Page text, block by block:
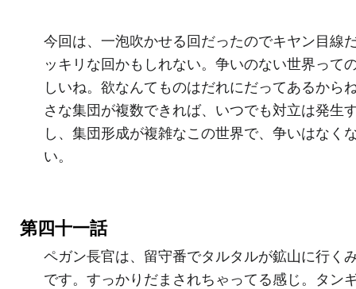
今回は、一泡吹かせる回だったのでキヤン目線
ッキリな回かもしれない。争いのない世界って
しいね。欲なんてものはだれにだってあるから
さな集団が複数できれば、いつでも対立は発生
し、集団形成が複雑なこの世界で、争いはなく
い。
第四十一話
ペガン長官は、留守番でタルタルが鉱山に行く
です。すっかりだまされちゃってる感じ。タン